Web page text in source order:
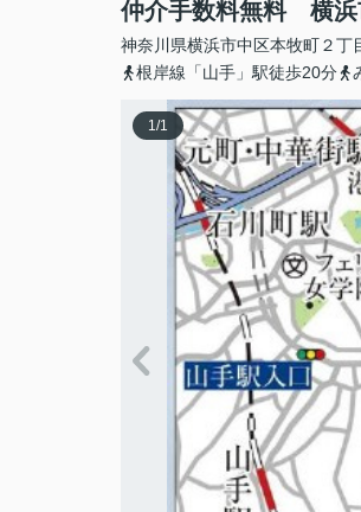
仲介手数料無料 横浜
神奈川県横浜市中区本牧町２丁
根岸線「山手」駅徒歩20分
1/1